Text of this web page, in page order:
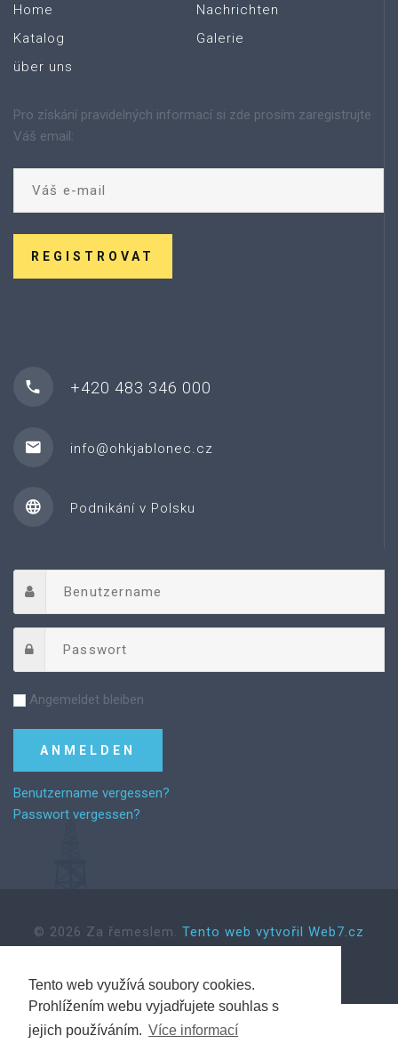
Tento web využívá soubory cookies.
Prohlížením webu vyjadřujete souhlas s
jejich používáním. Více informací
Home
Katalog
über uns
Nachrichten
Galerie
Pro získání pravidelných informací si zde prosím zaregistrujte
Váš email:
REGISTROVAT
+420 483 346 000
info@ohkjablonec.cz
Podnikání v Polsku
Angemeldet bleiben
Benutzername vergessen?
Passwort vergessen?
© 2026 Za řemeslem. Tento web vytvořil Web7.cz
Back to desktop version